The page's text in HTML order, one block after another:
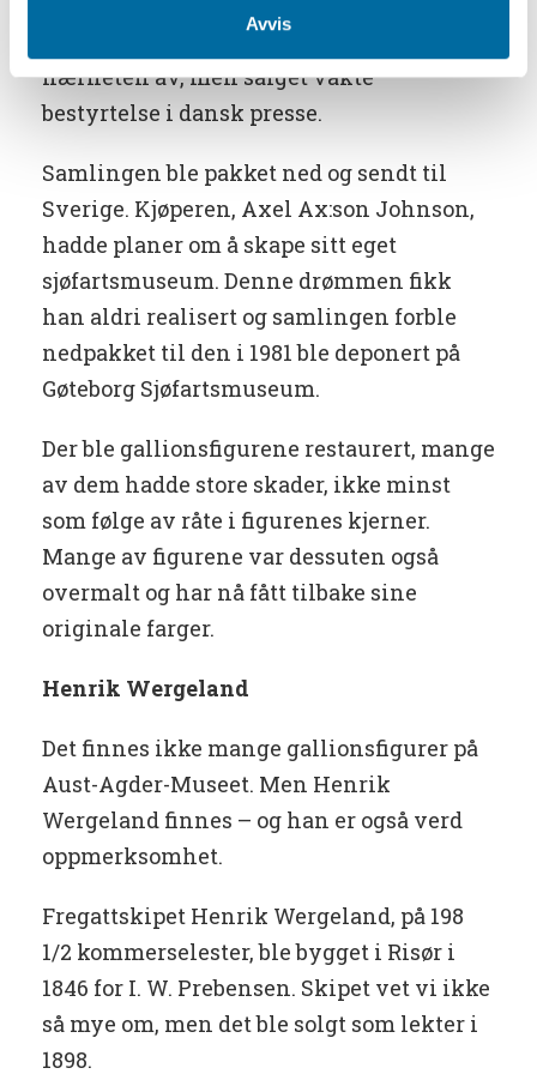
Avvis
Dette budet var det ingen andre som kom i
nærheten av, men salget vakte
bestyrtelse i dansk presse.
Samlingen ble pakket ned og sendt til
Sverige. Kjøperen, Axel Ax:son Johnson,
hadde planer om å skape sitt eget
sjøfartsmuseum. Denne drømmen fikk
han aldri realisert og samlingen forble
nedpakket til den i 1981 ble deponert på
Gøteborg Sjøfartsmuseum.
Der ble gallionsfigurene restaurert, mange
av dem hadde store skader, ikke minst
som følge av råte i figurenes kjerner.
Mange av figurene var dessuten også
overmalt og har nå fått tilbake sine
originale farger.
Henrik Wergeland
Det finnes ikke mange gallionsfigurer på
Aust-Agder-Museet. Men Henrik
Wergeland finnes – og han er også verd
oppmerksomhet.
Fregattskipet Henrik Wergeland, på 198
1/2 kommerselester, ble bygget i Risør i
1846 for I. W. Prebensen. Skipet vet vi ikke
så mye om, men det ble solgt som lekter i
1898.